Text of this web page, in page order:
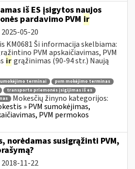
iš ES įsigytos naujos
pardavimo PVM ir
2025-05-20
KM0681 Ši informacija skelbiama:
PVM apskaičiavimas, PVM
irgrąžinimas (90-94 str.) Naują
terminai
pvm mokėjimo terminas
transporto priemonės įsigijimas iš es
Mokesčių žinyno kategorijos:
» PVM sumokėjimas,
PVM permokos
norėdamas susigrąžinti PVM,
2018-11-22